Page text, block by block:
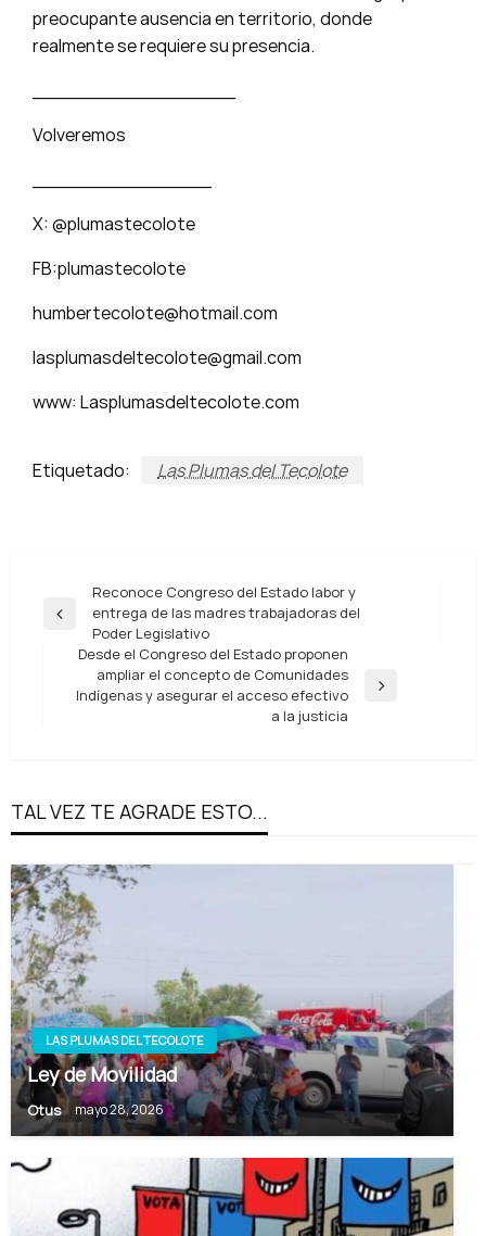
preocupante ausencia en territorio, donde
realmente se requiere su presencia.
Volveremos
X: @plumastecolote
FB:plumastecolote
humbertecolote@hotmail.com
lasplumasdeltecolote@gmail.com
www: Lasplumasdeltecolote.com
Etiquetado: Las Plumas del Tecolote
Navegación
de
entradas
Entrada
anterior
Reconoce Congreso del Estado labor y
entrega de las madres trabajadoras del
Poder Legislativo
Entrada
Desde el Congreso del Estado proponen
ampliar el concepto de Comunidades
Indígenas y asegurar el acceso efectivo
a la justicia
TAL VEZ TE AGRADE ESTO...
LAS PLUMAS DEL TECOLOTE
Ley de Movilidad
Otus mayo 28, 2026